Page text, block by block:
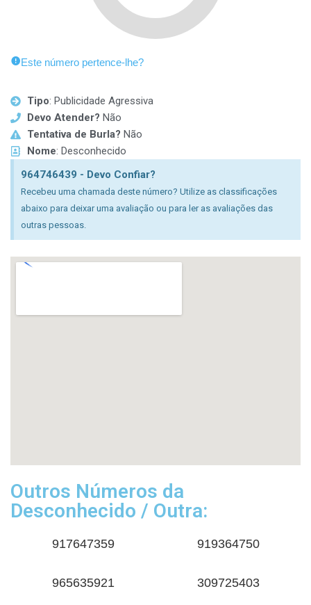
Este número pertence-lhe?
Tipo: Publicidade Agressiva
Devo Atender? Não
Tentativa de Burla? Não
Nome: Desconhecido
964746439 - Devo Confiar?
Recebeu uma chamada deste número? Utilize as classificações
abaixo para deixar uma avaliação ou para ler as avaliações das
outras pessoas.
Outros Números da
Desconhecido / Outra:
917647359 919364750
965635921 309725403